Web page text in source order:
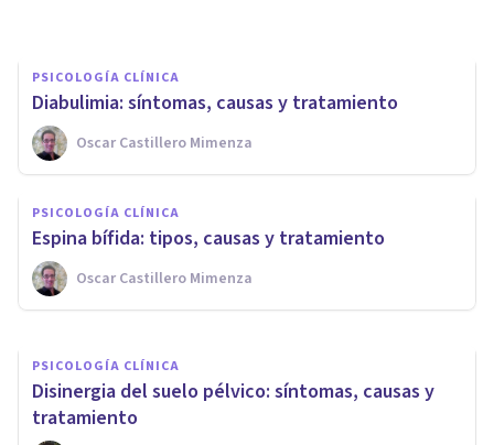
PSICOLOGÍA CLÍNICA
Diabulimia: síntomas, causas y tratamiento
Oscar Castillero Mimenza
PSICOLOGÍA CLÍNICA
Espina bífida: tipos, causas y tratamiento
Oscar Castillero Mimenza
PSICOLOGÍA CLÍNICA
Astenia primaveral: causas,
síntomas y remedios para
combatirla
Alex Figueroba
PSICOLOGÍA CLÍNICA
Disinergia del suelo pélvico: síntomas, causas y
tratamiento